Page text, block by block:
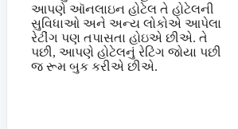
આપણે ઑનલાઇન હોટેલ તે હોટેલની
સુવિધાઓ અને અન્ય લોકોએ આપેલા
રેટીંગ પણ તપાસતા હોઇએ છીએ. તે
પછી, આપણે હોટેલનું રેટિંગ જોયા પછી
જ રૂમ બુક કરીએ છીએ.